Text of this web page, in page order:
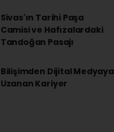
Sivas'ın Tarihi Paşa
Camisi ve Hafızalardaki
Tandoğan Pasajı
Bilişimden Dijital Medyaya
Uzanan Kariyer